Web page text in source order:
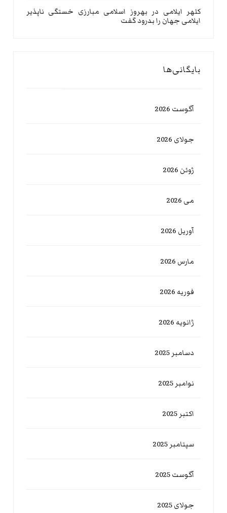
کلهر ایلامی در بهروز اسلامی مبارزی خستگی ناپذیر
ایلامی جهان را بدرود گفت
بایگانی‌ها
آگوست 2026
جولای 2026
ژوئن 2026
می 2026
آوریل 2026
مارس 2026
فوریه 2026
ژانویه 2026
دسامبر 2025
نوامبر 2025
اکتبر 2025
سپتامبر 2025
آگوست 2025
جولای 2025